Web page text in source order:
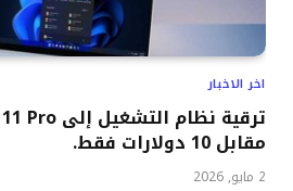
اخر الاخبار
مقابل 10 دولارات فقط.
2 مايو, 2026